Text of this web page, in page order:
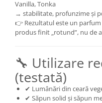
Vanilla, Tonka
→ stabilitate, profunzime și
👉 Rezultatul este un parfum
produs finit „rotund”, nu de
🔧 Utilizare
(testată)
✔ Lumânări din ceară
✔ Săpun solid și săpun